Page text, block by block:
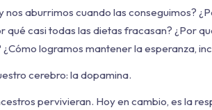
aburrimos cuando las conseguimos?
casi todas las dietas fracasan? ¿Por
logramos mantener la esperanza,
cerebro: la dopamina.
pervivieran. Hoy en cambio, es la